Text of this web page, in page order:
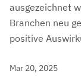
ausgezeichnet
Branchen neu
positive
Mar 20, 2025